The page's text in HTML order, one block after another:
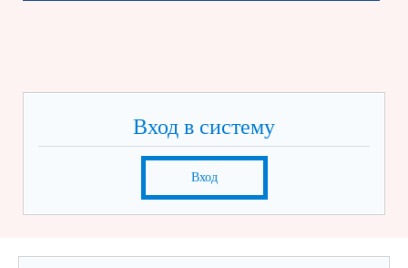
Вход в систему
Вход